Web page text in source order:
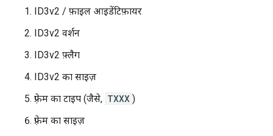
ID3v2 / फ़ाइल आइडेंटिफ़ायर
ID3v2 वर्शन
ID3v2 फ़्लैग
ID3v2 का साइज़
फ़्रेम का टाइप (जैसे, TXXX )
फ़्रेम का साइज़